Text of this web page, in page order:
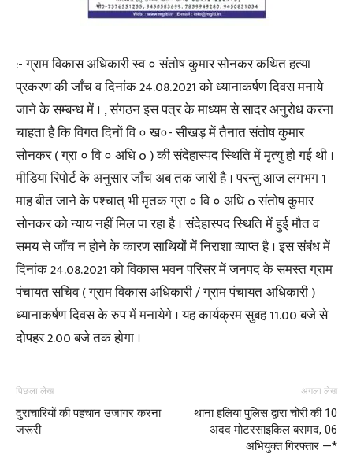
:- ग्राम विकास अधिकारी स्व ० संतोष कुमार सोनकर कथित हत्या
प्रकरण की जाँच व दिनांक 24.08.2021 को ध्यानाकर्षण दिवस मनाये
जाने के सम्बन्ध में । , संगठन इस पत्र के माध्यम से सादर अनुरोध करना
चाहता है कि विगत दिनों वि ० ख०- सीखड़ में तैनात संतोष कुमार
सोनकर ( ग्रा ० वि ० अधि o ) की संदेहास्पद स्थिति में मृत्यु हो गई थी ।
मीडिया रिपोर्ट के अनुसार जाँच अब तक जारी है । परन्तु आज लगभग 1
माह बीत जाने के पश्चात् भी मृतक ग्रा ० वि ० अधि o संतोष कुमार
सोनकर को न्याय नहीं मिल पा रहा है । संदेहास्पद स्थिति में हुई मौत व
समय से जाँच न होने के कारण साथियों में निराशा व्याप्त है । इस संबंध में
दिनांक 24.08.2021 को विकास भवन परिसर में जनपद के समस्त ग्राम
पंचायत सचिव ( ग्राम विकास अधिकारी / ग्राम पंचायत अधिकारी )
ध्यानाकर्षण दिवस के रुप में मनायेगे । यह कार्यक्रम सुबह 11.00 बजे से
दोपहर 2.00 बजे तक होगा ।
पिछला लेख
दुराचारियों की पहचान उजागर करना
जरूरी
अगला लेख
थाना हलिया पुलिस द्वारा चोरी की 10
अदद मोटरसाइकिल बरामद, 06
अभियुक्त गिरफ्तार —*